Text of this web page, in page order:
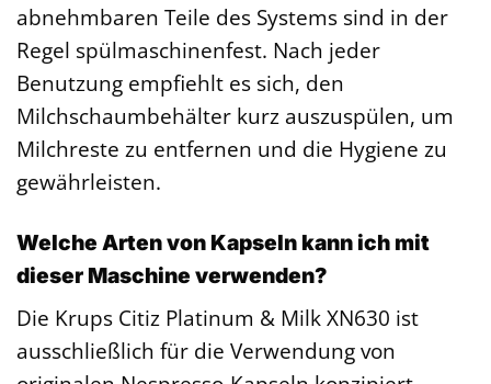
abnehmbaren Teile des Systems sind in der
Regel spülmaschinenfest. Nach jeder
Benutzung empfiehlt es sich, den
Milchschaumbehälter kurz auszuspülen, um
Milchreste zu entfernen und die Hygiene zu
gewährleisten.
Welche Arten von Kapseln kann ich mit
dieser Maschine verwenden?
Die Krups Citiz Platinum & Milk XN630 ist
ausschließlich für die Verwendung von